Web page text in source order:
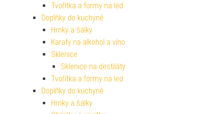
Tvořítka a formy na led
Doplňky do kuchyně
Hrnky a šálky
Karafy na alkohol a víno
Sklenice
Sklenice na destiláty
Tvořítka a formy na led
Doplňky do kuchyně
Hrnky a šálky